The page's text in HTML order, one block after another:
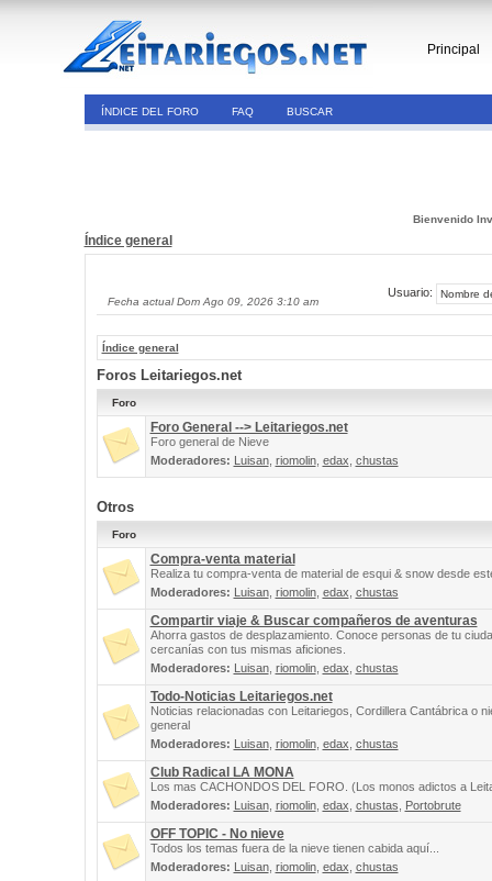
Principal
ÍNDICE DEL FORO FAQ BUSCAR
Bienvenido
Índice general
Fecha actual Dom Ago 09, 2026 3:10 am
Usuario:
Índice general
Foros Leitariegos.net
Foro
Foro General --> Leitariegos.net
Foro general de Nieve
Moderadores: Luisan, riomolin, edax chustas
Otros
Foro
Compra-venta material
Realiza tu compra-venta de material de esqui & snow desde
Moderadores: Luisan, riomolin, edax chustas
Compartir viaje & Buscar compañeros de aventuras
Ahorra gastos de desplazamiento. Conoce personas de tu
cercanías con tus mismas aficiones.
Moderadores: Luisan, riomolin, edax chustas
Todo-Noticias Leitariegos.net
Noticias relacionadas con Leitariegos, Cordillera Cantábrica o
general
Moderadores: Luisan, riomolin, edax chustas
Club Radical LA MONA
Los mas CACHONDOS DEL FORO. (Los monos adictos a
Moderadores: Luisan, riomolin, edax chustas Portobrute
OFF TOPIC - No nieve
Todos los temas fuera de la nieve tienen cabida aquí...
Moderadores: Luisan, riomolin, edax chustas